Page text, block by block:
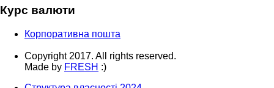
Курс валюти
Корпоративна пошта
Copyright 2017. All rights reserved.
Made by FRESH :)